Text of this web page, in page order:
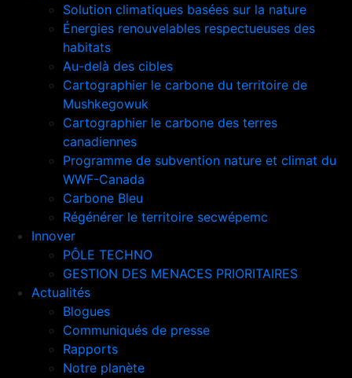
Solution climatiques basées sur la nature
Énergies renouvelables respectueuses des
habitats
Au-delà des cibles
Cartographier le carbone du territoire de
Mushkegowuk
Cartographier le carbone des terres
canadiennes
Programme de subvention nature et climat du
WWF-Canada
Carbone Bleu
Régénérer le territoire secwépemc
Innover
PÔLE TECHNO
GESTION DES MENACES PRIORITAIRES
Actualités
Blogues
Communiqués de presse
Rapports
Notre planète